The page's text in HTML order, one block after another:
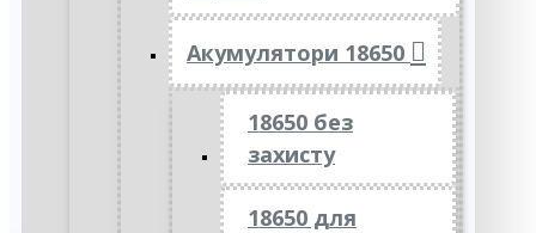
Акумулятори 18650
18650 без
захисту
18650 для